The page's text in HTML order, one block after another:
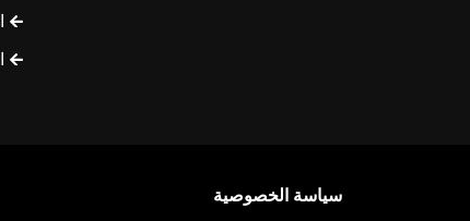
سياسة الخصوصية